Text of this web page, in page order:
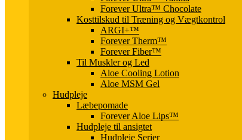
Forever Ultra™ Chocolate
Kosttilskud til Træning og Vægtkontrol
ARGI+™
Forever Therm™
Forever Fiber™
Til Muskler og Led
Aloe Cooling Lotion
Aloe MSM Gel
Hudpleje
Læbepomade
Forever Aloe Lips™
Hudpleje til ansigtet
Hudpleje Serier